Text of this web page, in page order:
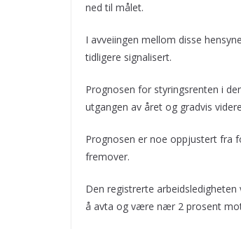
ned til målet.
I avveiingen mellom disse
tidligere signalisert.
Prognosen for styringsrenten i
utgangen av året og gradvis
Prognosen er noe oppjustert fra
fremover.
Den registrerte
å avta og være nær 2 prosent